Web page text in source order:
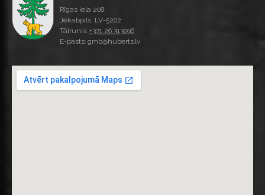
Rīgas iela 208
Jēkabpils, LV-5202
Tālrunis: +371 26 313996
E-pasts: gmb@huberts.lv